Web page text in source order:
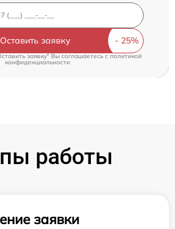
Оставить заявку
заявку" Вы соглашаетесь cполитикой
конфиденциальности
работы
заявки